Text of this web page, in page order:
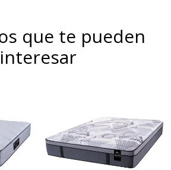
que te pueden
interesar
capa
Eco
tejido de punto que
incorpora Seaqual Yarn, un
hilo de poliester de alta
calidad elaborado a partir
de materiales plásticos
reciclados, recuperados del